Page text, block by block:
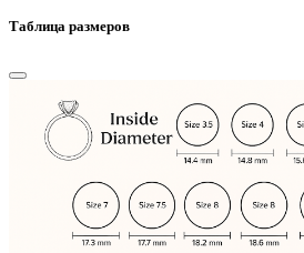
Таблица размеров